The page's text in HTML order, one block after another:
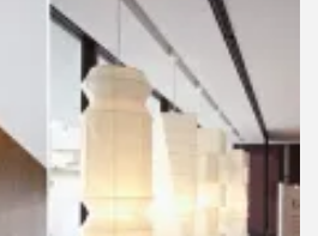
椅子